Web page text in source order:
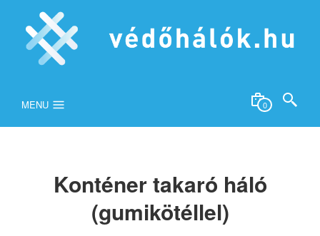
MENU 0
Konténer takaró háló
(gumikötéllel)